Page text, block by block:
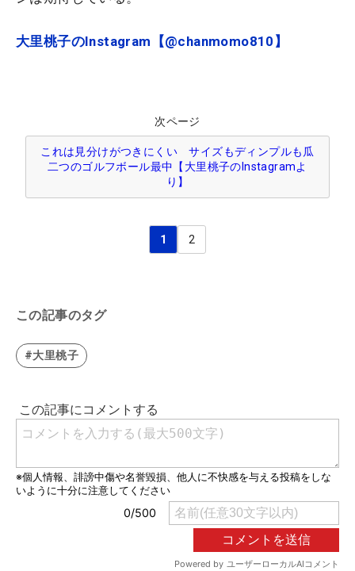
大里桃子のInstagram【@chanmomo810】
次ページ
これは見分けがつきにくい サイズもディンプルも瓜
二つのゴルフボール最中【大里桃子のInstagramよ
り】
1 2
この記事のタグ
#大里桃子